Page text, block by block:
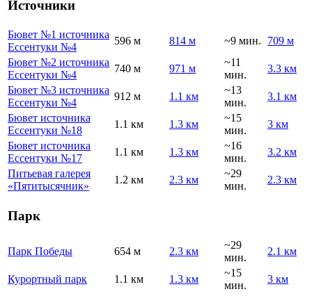
Источники
Бювет №1 источника
Ессентуки №4
596 м 814 м ~9 мин.
709 м
Бювет №2 источника
Ессентуки №4
740 м 971 м
~11
мин.
3.3 км
Бювет №3 источника
Ессентуки №4
912 м 1.1 км
~13
мин.
3.1 км
Бювет источника
Ессентуки №18
1.1 км 1.3 км
~15
мин.
3 км
Бювет источника
Ессентуки №17
1.1 км 1.3 км
~16
мин.
3.2 км
Питьевая галерея
«Пятитысячник»
1.2 км 2.3 км
~29
мин.
2.3 км
Парк
Парк Победы 654 м 2.3 км
~29
мин.
2.1 км
Курортный парк 1.1 км 1.3 км
~15
мин.
3 км